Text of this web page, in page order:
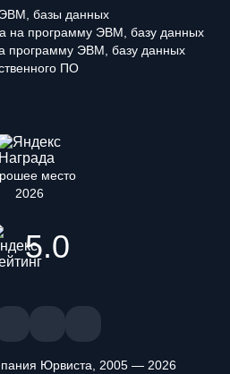
базы данных
на программу ЭВМ, базу данных
программу ЭВМ, базу данных
ПО
место
2026
5.0
Юрвиста, 2005 — 2026